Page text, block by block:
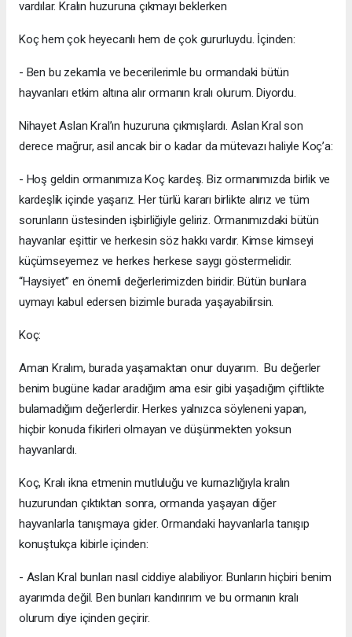
vardılar. Kralın huzuruna çıkmayı beklerken
Koç hem çok heyecanlı hem de çok gururluydu. İçinden:
- Ben bu zekamla ve becerilerimle bu ormandaki bütün
hayvanları etkim altına alır ormanın kralı olurum. Diyordu.
Nihayet Aslan Kral’ın huzuruna çıkmışlardı. Aslan Kral son
derece mağrur, asil ancak bir o kadar da mütevazı haliyle Koç’a:
- Hoş geldin ormanımıza Koç kardeş. Biz ormanımızda birlik ve
kardeşlik içinde yaşarız. Her türlü kararı birlikte alırız ve tüm
sorunların üstesinden işbirliğiyle geliriz. Ormanımızdaki bütün
hayvanlar eşittir ve herkesin söz hakkı vardır. Kimse kimseyi
küçümseyemez ve herkes herkese saygı göstermelidir.
“Haysiyet” en önemli değerlerimizden biridir. Bütün bunlara
uymayı kabul edersen bizimle burada yaşayabilirsin.
Koç:
Aman Kralım, burada yaşamaktan onur duyarım. Bu değerler
benim bugüne kadar aradığım ama esir gibi yaşadığım çiftlikte
bulamadığım değerlerdir. Herkes yalnızca söyleneni yapan,
hiçbir konuda fikirleri olmayan ve düşünmekten yoksun
hayvanlardı.
Koç, Kralı ikna etmenin mutluluğu ve kurnazlığıyla kralın
huzurundan çıktıktan sonra, ormanda yaşayan diğer
hayvanlarla tanışmaya gider. Ormandaki hayvanlarla tanışıp
konuştukça kibirle içinden:
- Aslan Kral bunları nasıl ciddiye alabiliyor. Bunların hiçbiri benim
ayarımda değil. Ben bunları kandırırım ve bu ormanın kralı
olurum diye içinden geçirir.